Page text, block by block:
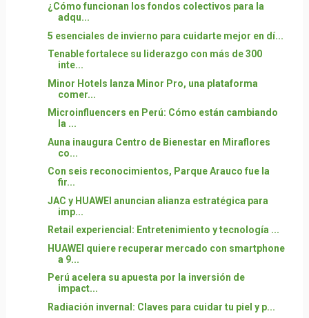
¿Cómo funcionan los fondos colectivos para la
adqu...
5 esenciales de invierno para cuidarte mejor en dí...
Tenable fortalece su liderazgo con más de 300
inte...
Minor Hotels lanza Minor Pro, una plataforma
comer...
Microinfluencers en Perú: Cómo están cambiando
la ...
Auna inaugura Centro de Bienestar en Miraflores
co...
Con seis reconocimientos, Parque Arauco fue la
fir...
JAC y HUAWEI anuncian alianza estratégica para
imp...
Retail experiencial: Entretenimiento y tecnología ...
HUAWEI quiere recuperar mercado con smartphone
a 9...
Perú acelera su apuesta por la inversión de
impact...
Radiación invernal: Claves para cuidar tu piel y p...